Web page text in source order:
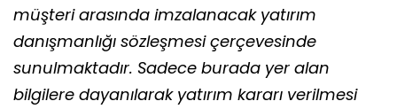
müşteri arasında imzalanacak yatırım
danışmanlığı sözleşmesi çerçevesinde
sunulmaktadır. Sadece burada yer alan
bilgilere dayanılarak yatırım kararı verilmesi